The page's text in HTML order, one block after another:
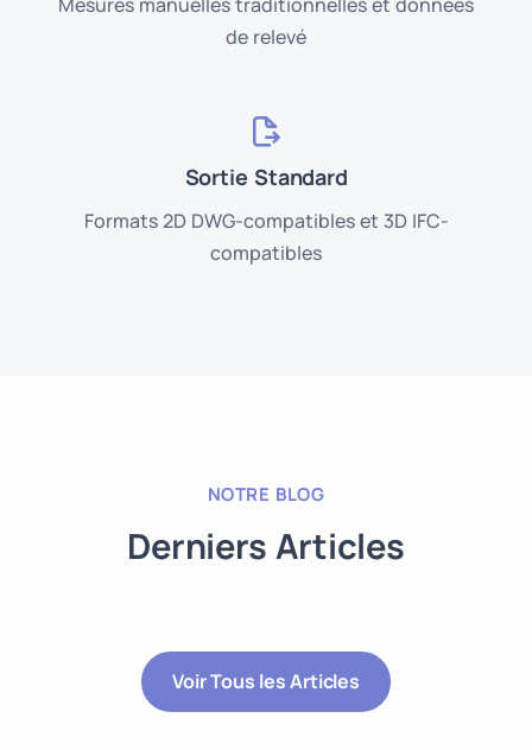
de relevé
Sortie Standard
Formats 2D DWG-compatibles et 3D IFC-
compatibles
NOTRE BLOG
Derniers Articles
Voir Tous les Articles